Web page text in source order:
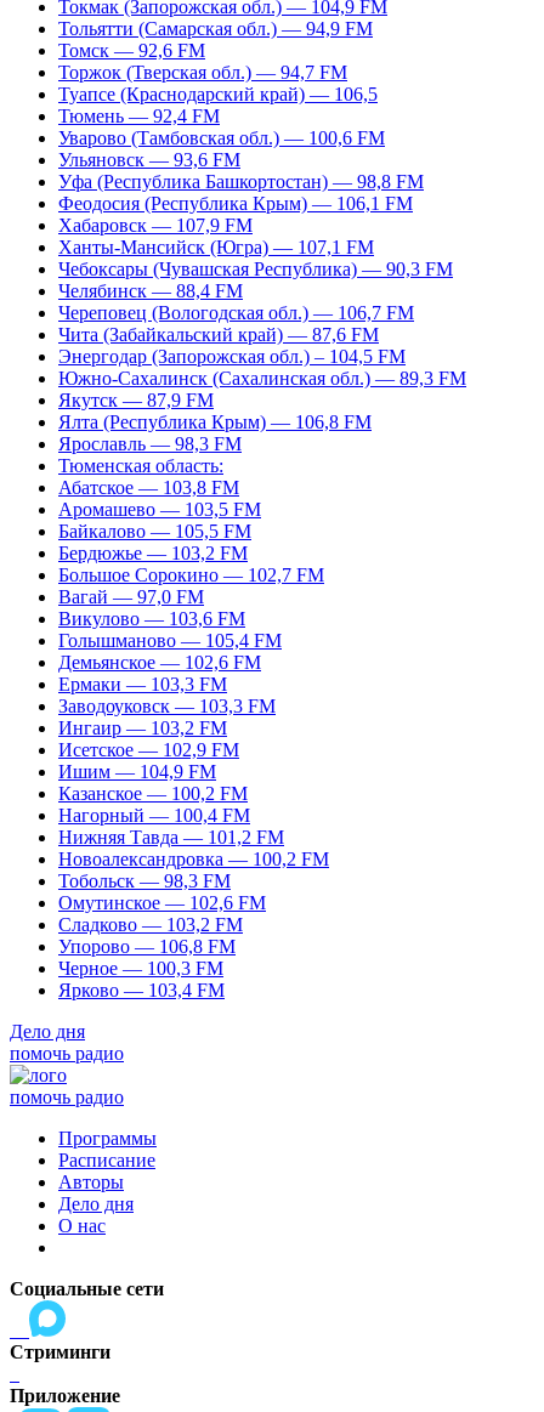
Токмак (Запорожская обл.) — 104,9 FM
Тольятти (Самарская обл.) — 94,9 FM
Томск — 92,6 FM
Торжок (Тверская обл.) — 94,7 FM
Туапсе (Краснодарский край) — 106,5
Тюмень — 92,4 FM
Уварово (Тамбовская обл.) — 100,6 FM
Ульяновск — 93,6 FM
Уфа (Республика Башкортостан) — 98,8 FM
Феодосия (Республика Крым) — 106,1 FM
Хабаровск — 107,9 FM
Ханты-Мансийск (Югра) — 107,1 FM
Чебоксары (Чувашская Республика) — 90,3 FM
Челябинск — 88,4 FM
Череповец (Вологодская обл.) — 106,7 FM
Чита (Забайкальский край) — 87,6 FM
Энергодар (Запорожская обл.) – 104,5 FM
Южно-Сахалинск (Сахалинская обл.) — 89,3 FM
Якутск — 87,9 FM
Ялта (Республика Крым) — 106,8 FM
Ярославль — 98,3 FM
Тюменская область:
Абатское — 103,8 FM
Аромашево — 103,5 FM
Байкалово — 105,5 FM
Бердюжье — 103,2 FM
Большое Сорокино — 102,7 FM
Вагай — 97,0 FM
Викулово — 103,6 FM
Голышманово — 105,4 FM
Демьянское — 102,6 FM
Ермаки — 103,3 FM
Заводоуковск — 103,3 FM
Ингаир — 103,2 FM
Исетское — 102,9 FM
Ишим — 104,9 FM
Казанское — 100,2 FM
Нагорный — 100,4 FM
Нижняя Тавда — 101,2 FM
Новоалександровка — 100,2 FM
Тобольск — 98,3 FM
Омутинское — 102,6 FM
Сладково — 103,2 FM
Упорово — 106,8 FM
Черное — 100,3 FM
Ярково — 103,4 FM
Дело дня
помочь радио
помочь радио
Программы
Расписание
Авторы
Дело дня
О нас
Социальные сети
Стриминги
Приложение